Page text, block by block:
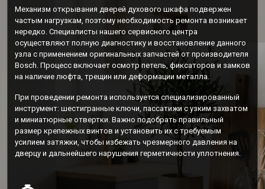
Механизм открывания дверей духового шкафа подвержен
частым нагрузкам, поэтому необходимость ремонта возникает
нередко. Специалисты нашего сервисного центра
осуществляют полную диагностику и восстановление данного
узла с применением оригинальных запчастей от производителя
Bosch. Процесс включает осмотр петель, фиксаторов и замков
на наличие люфта, трещин или деформации металла.
При проведении ремонта используется специализированный
инструмент: шестигранные ключи, пассатижи с узким захватом
и миниатюрные отвертки. Важно подобрать правильный
размер крепежных винтов и установить их с требуемым
усилием затяжки, чтобы избежать чрезмерного давления на
дверцу и дальнейшего нарушения герметичности уплотнения.